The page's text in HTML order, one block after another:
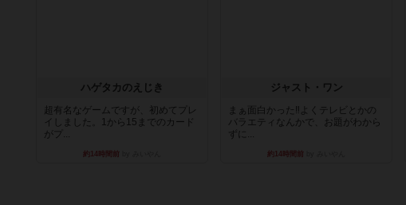
ハゲタカのえじき
超有名なゲームですが、初めてプレ
イしました。1から15までのカード
がプ...
約14時間前
ジャスト・ワン
まぁ面白かった‼️よくテレビとかの
バラエティなんかで、お題がわから
ずに...
約14時間前